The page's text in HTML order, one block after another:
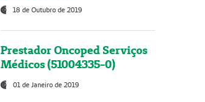
18 de Outubro de 2019
Prestador Oncoped Serviços
Médicos (51004335-0)
01 de Janeiro de 2019